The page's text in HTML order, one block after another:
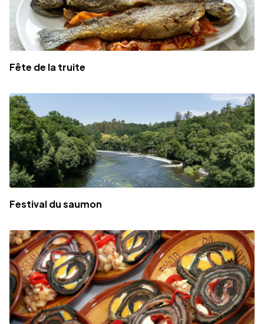
Fête de la truite
Festival du saumon